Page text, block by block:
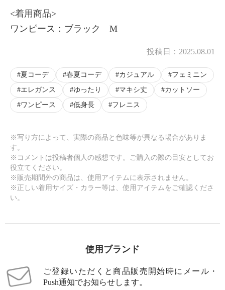
<着用商品>
ワンピース：ブラック M
投稿日： 2025.08.01
夏コーデ 春夏コーデ カジュアル
フェミニン
エレガンス
ゆったり マキシ丈
カットソー
ワンピース
低身長 フレニス
※写り方によって、実際の商品と色味等が異なる場合がありま
す。
※コメントは投稿者個人の感想です。ご購入の際の目安としてお
役立てください。
※販売期間外の商品は、使用アイテムに表示されません。
※正しい着用サイズ・カラー等は、使用アイテムをご確認くださ
い。
使用ブランド
ご登録いただくと商品販売開始時にメール・
Push通知でお知らせします。